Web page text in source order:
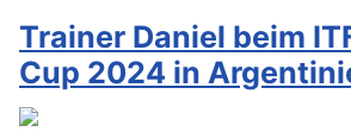
Trainer Daniel beim
Cup 2024 in